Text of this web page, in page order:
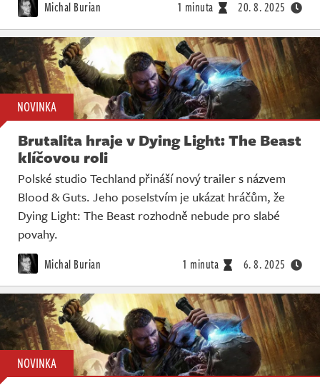
Michal Burian 1 minuta 20. 8. 2025
NOVINKA
Brutalita hraje v Dying Light: The Beast
klíčovou roli
Polské studio Techland přináší nový trailer s názvem
Blood & Guts. Jeho poselstvím je ukázat hráčům, že
Dying Light: The Beast rozhodně nebude pro slabé
povahy.
Michal Burian 1 minuta 6. 8. 2025
NOVINKA